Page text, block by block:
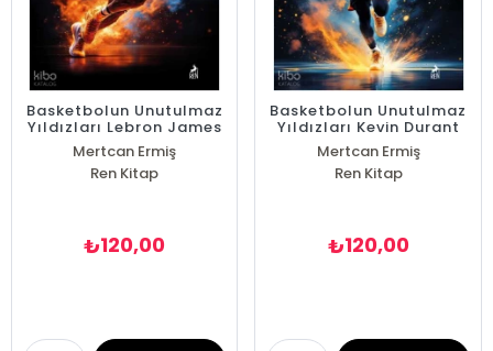
Basketbolun Unutulmaz
Yıldızları Lebron James
Mertcan Ermiş
Ren Kitap
₺120,00
Basketbolun Unutulmaz
Yıldızları Kevin Durant
Mertcan Ermiş
Ren Kitap
₺120,00